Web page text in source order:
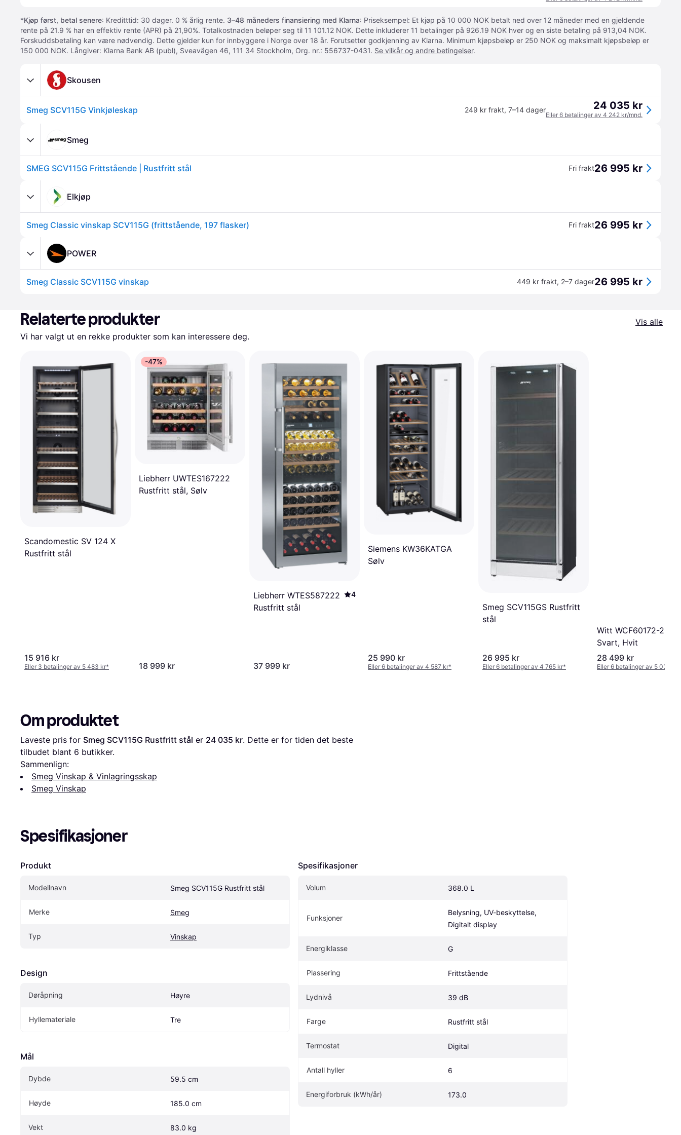
*Kjøp først, betal senere: Kreditttid: 30 dager. 0 % årlig rente. 3–48 måneders finansiering med Klarna: Priseksempel: Et kjøp på 10 000 NOK betalt ned over 12 måneder med en gjeldende
rente på 21.9 % har en effektiv rente (APR) på 21,90%. Totalkostnaden beløper seg til 11 101.12 NOK. Dette inkluderer 11 betalinger på 926.19 NOK hver og en siste betaling på 913,04 NOK.
Forskuddsbetaling kan være nødvendig. Dette gjelder kun for innbyggere i Norge over 18 år. Forutsetter godkjenning av Klarna. Minimum kjøpsbeløp er 250 NOK og maksimalt kjøpsbeløp er
150 000 NOK. Långiver: Klarna Bank AB (publ), Sveavägen 46, 111 34 Stockholm, Org. nr.: 556737-0431. Se vilkår og andre betingelser.
Skousen
Smeg SCV115G Vinkjøleskap 249 kr frakt, 7–14 dager 24 035 kr
Eller 6 betalinger av 4 242 kr/mnd.
Smeg
SMEG SCV115G Frittstående | Rustfritt stål Fri frakt26 995 kr
Elkjøp
Smeg Classic vinskap SCV115G (frittstående, 197 flasker) Fri frakt26 995 kr
POWER
Smeg Classic SCV115G vinskap 449 kr frakt, 2–7 dager26 995 kr
Relaterte produkter
Vis alle
Vi har valgt ut en rekke produkter som kan interessere deg.
Scandomestic SV 124 X
Rustfritt stål
15 916 kr
Eller 3 betalinger av 5 483 kr*
-47%
Liebherr UWTES167222
Rustfritt stål, Sølv
18 999 kr
Liebherr WTES587222
Rustfritt stål
4
37 999 kr
Siemens KW36KATGA
Sølv
25 990 kr
Eller 6 betalinger av 4 587 kr*
Smeg SCV115GS Rustfritt
stål
26 995 kr
Eller 6 betalinger av 4 765 kr*
Witt WCF60172-2BG
Svart, Hvit
28 499 kr
Eller 6 betalinger av 5 030 kr
Om produktet
Laveste pris for Smeg SCV115G Rustfritt stål er 24 035 kr. Dette er for tiden det beste
tilbudet blant 6 butikker.
Sammenlign:
Smeg Vinskap & Vinlagringsskap
Smeg Vinskap
Spesifikasjoner
Produkt
Modellnavn Smeg SCV115G Rustfritt stål
Merke Smeg
Typ Vinskap
Design
Døråpning Høyre
Hyllemateriale Tre
Mål
Dybde 59.5 cm
Høyde 185.0 cm
Vekt 83.0 kg
Spesifikasjoner
Volum 368.0 L
Funksjoner
Belysning, UV-beskyttelse,
Digitalt display
Energiklasse G
Plassering Frittstående
Lydnivå 39 dB
Farge Rustfritt stål
Termostat Digital
Antall hyller 6
Energiforbruk (kWh/år) 173.0